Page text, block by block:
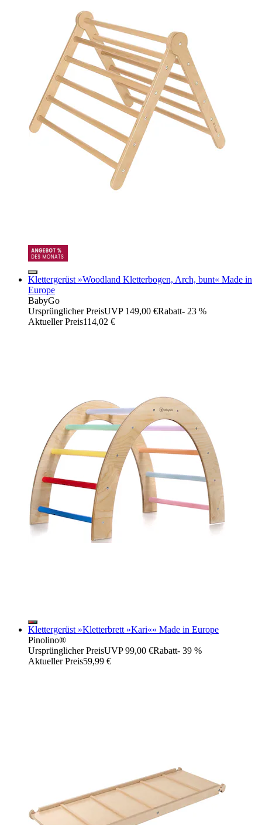
Klettergerüst »Woodland Kletterbogen, Arch, bunt« Made in
Europe
BabyGo
Ursprünglicher PreisUVP 149,00 €Rabatt- 23 %
Aktueller Preis114,02 €
Klettergerüst »Kletterbrett »Kari«« Made in Europe
Pinolino®
Ursprünglicher PreisUVP 99,00 €Rabatt- 39 %
Aktueller Preis59,99 €